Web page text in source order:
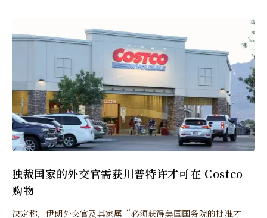
独裁国家的外交官需获川普特许才可在 Costco
购物
决定称，伊朗外交官及其家属“必须获得美国国务院的批准才